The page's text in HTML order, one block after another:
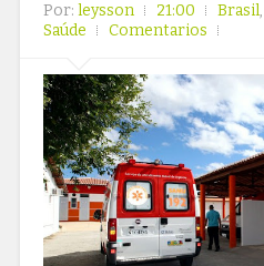
Por: leysson 21:00 Brasil,
Saúde
Comentarios